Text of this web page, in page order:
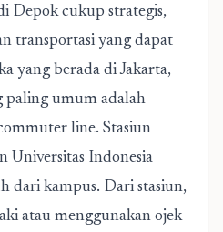
Depok cukup strategis,
transportasi yang dapat
yang berada di Jakarta,
paling umum adalah
line. Stasiun
Universitas Indonesia
dari kampus. Dari stasiun,
atau menggunakan ojek